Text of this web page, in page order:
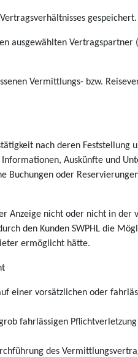
gespeichert.
ausgewählten
Vermittlungs- bzw.
nach deren
Auskünfte und
Buchungen oder
Anzeige nicht oder nicht in
den Kunden SWPHL die
ermöglicht hätte.
einer vorsätzlichen oder
fahrlässigen
des